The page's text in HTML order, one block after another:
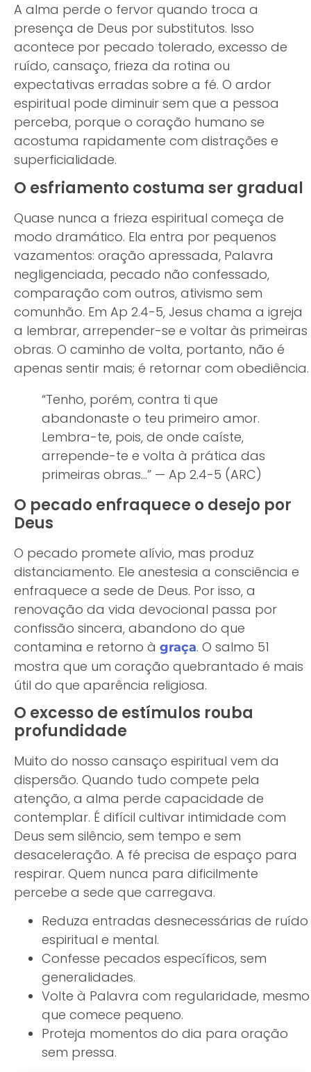
A alma perde o fervor quando troca a
presença de Deus por substitutos. Isso
acontece por pecado tolerado, excesso de
ruído, cansaço, frieza da rotina ou
expectativas erradas sobre a fé. O ardor
espiritual pode diminuir sem que a pessoa
perceba, porque o coração humano se
acostuma rapidamente com distrações e
superficialidade.
O esfriamento costuma ser gradual
Quase nunca a frieza espiritual começa de
modo dramático. Ela entra por pequenos
vazamentos: oração apressada, Palavra
negligenciada, pecado não confessado,
comparação com outros, ativismo sem
comunhão. Em Ap 2.4-5, Jesus chama a igreja
a lembrar, arrepender-se e voltar às primeiras
obras. O caminho de volta, portanto, não é
apenas sentir mais; é retornar com obediência.
“Tenho, porém, contra ti que
abandonaste o teu primeiro amor.
Lembra-te, pois, de onde caíste,
arrepende-te e volta à prática das
primeiras obras…” — Ap 2.4-5 (ARC)
O pecado enfraquece o desejo por
Deus
O pecado promete alívio, mas produz
distanciamento. Ele anestesia a consciência e
enfraquece a sede de Deus. Por isso, a
renovação da vida devocional passa por
confissão sincera, abandono do que
contamina e retorno à graça. O salmo 51
mostra que um coração quebrantado é mais
útil do que aparência religiosa.
O excesso de estímulos rouba
profundidade
Muito do nosso cansaço espiritual vem da
dispersão. Quando tudo compete pela
atenção, a alma perde capacidade de
contemplar. É difícil cultivar intimidade com
Deus sem silêncio, sem tempo e sem
desaceleração. A fé precisa de espaço para
respirar. Quem nunca para dificilmente
percebe a sede que carregava.
Reduza entradas desnecessárias de ruído
espiritual e mental.
Confesse pecados específicos, sem
generalidades.
Volte à Palavra com regularidade, mesmo
que comece pequeno.
Proteja momentos do dia para oração
sem pressa.